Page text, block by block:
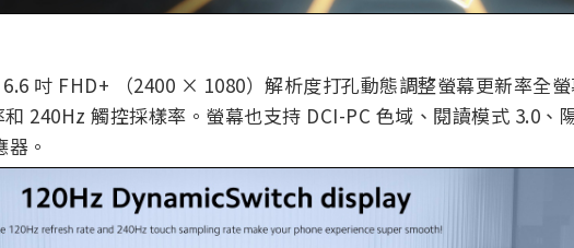
吋 FHD+ （2400 × 1080）解析度打孔動態調整螢幕更新率全螢
240Hz 觸控採樣率。螢幕也支持 DCI-PC 色域、閱讀模式 3.0、
。